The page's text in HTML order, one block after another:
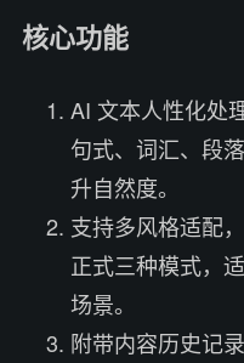
核心功能
AI 文本人性化处
句式、词汇、段
升自然度。
支持多风格适配
正式三种模式，
场景。
附带内容历史记